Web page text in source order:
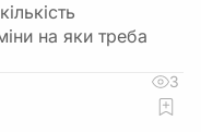
на яки треба
3